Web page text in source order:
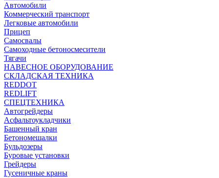
Автомобили
Коммерческий транспорт
Легковые автомобили
Прицеп
Самосвалы
Самоходные бетоносмесители
Тягачи
НАВЕСНОЕ ОБОРУДОВАНИЕ
СКЛАДСКАЯ ТЕХНИКА
REDDOT
REDLIFT
СПЕЦТЕХНИКА
Автогрейдеры
Асфальтоукладчики
Башенный кран
Бетономешалки
Бульдозеры
Буровые установки
Грейдеры
Гусеничные краны